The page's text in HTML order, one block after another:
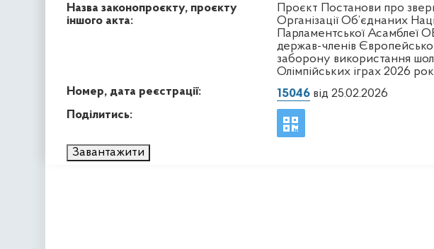
Назва законопроєкту, проєкту
іншого акта:
Проєкт Постанови про
Організації Об’єднаних
Парламентської Асамблеї
держав-членів
заборону використання
Олімпійських іграх 2026
Номер, дата реєстрації:
15046від 25.02.2026
Поділитись:
Завантажити